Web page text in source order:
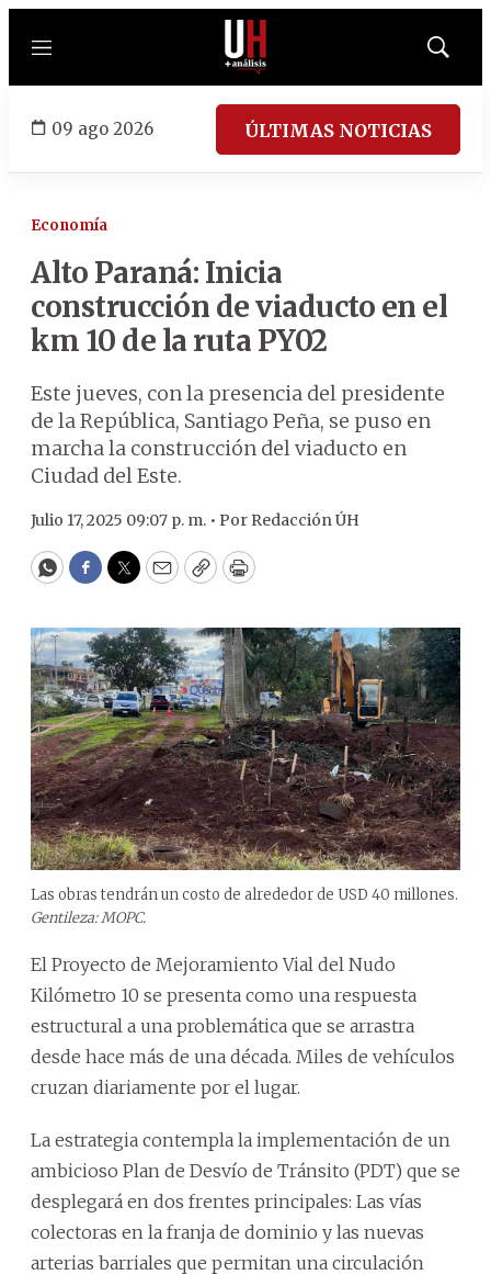
Menú
Mostrar
09 ago 2026 ÚLTIMAS NOTICIAS
Economía
Alto Paraná: Inicia
construcción de viaducto en el
km 10 de la ruta PY02
Este jueves, con la presencia del presidente
de la República, Santiago Peña, se puso en
marcha la construcción del viaducto en
Ciudad del Este.
Julio 17, 2025 09:07 p. m. • Por Redacción ÚH
WhatsApp
Facebook
Twitter
EmailCopyPrint
Las obras tendrán un costo de alrededor de USD 40 millones.
Gentileza: MOPC.
El Proyecto de Mejoramiento Vial del Nudo
Kilómetro 10 se presenta como una respuesta
estructural a una problemática que se arrastra
desde hace más de una década. Miles de vehículos
cruzan diariamente por el lugar.
La estrategia contempla la implementación de un
ambicioso Plan de Desvío de Tránsito (PDT) que se
desplegará en dos frentes principales: Las vías
colectoras en la franja de dominio y las nuevas
arterias barriales que permitan una circulación